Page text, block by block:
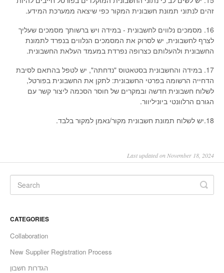
זהים לנתוני תמונת חשבונית המקור כפי שיצאה ממערכת המידע.
16. מסמכים נלווים לחשבונית - במידה ויש ברשותך מסמכים שעליך
לצרף לחשבונית, יש לסרוק את המסמכים הנלווים בנפרד לתמונת
החשבונית ולהעלותם כצרופה נפרדת במעמד העלאת החשבונית.
17. במידה והחשבונית בסטאטוס "נדחתה", יש לטפל בהתאם לסיבת
הדחייה הרשומה בפרטי החשבונית: לתקן את החשבונית בפורטל,
לשלוח חשבונית חדשה ובמקרים של חוסר הסכמה ליצור קשר עם
הגורם הרלוונטי ביוניליוור.
18.יש לשלוח תמונת חשבונית מקור/נאמן למקור בלבד.
Last updated on November 18, 2024
CATEGORIES
Collaboration
New Supplier Registration Process
הגדרות חשבון